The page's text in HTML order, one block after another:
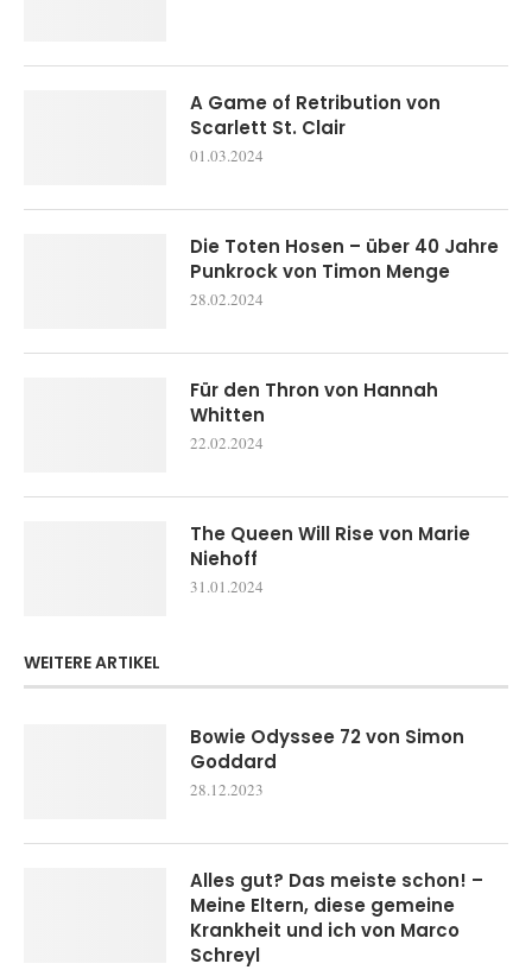
A Game of Retribution von
Scarlett St. Clair
01.03.2024
Die Toten Hosen – über 40 Jahre
Punkrock von Timon Menge
28.02.2024
Für den Thron von Hannah
Whitten
22.02.2024
The Queen Will Rise von Marie
Niehoff
31.01.2024
WEITERE ARTIKEL
Bowie Odyssee 72 von Simon
Goddard
28.12.2023
Alles gut? Das meiste schon! –
Meine Eltern, diese gemeine
Krankheit und ich von Marco
Schreyl